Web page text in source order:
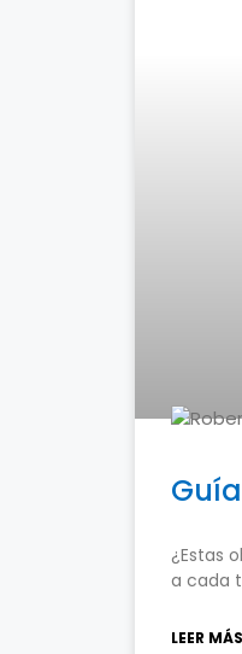
¿Estas
a cada
LEER